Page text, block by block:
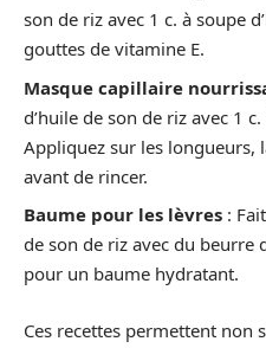
son de riz avec 1 c. à soupe
gouttes de vitamine E.
Masque capillaire
d’huile de son de riz avec 1
Appliquez sur les longueurs,
avant de rincer.
Baume pour les lèvres :
de son de riz avec du beurre
pour un baume hydratant.
Ces recettes permettent non